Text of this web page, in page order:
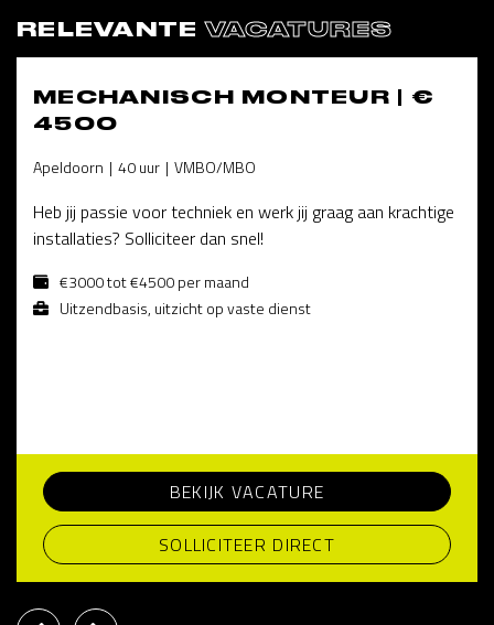
RELEVANTEVACATURES
MECHANISCH MONTEUR | €
4500
Apeldoorn 40 uur VMBO/MBO
Heb jij passie voor techniek en werk jij graag aan krachtige
installaties? Solliciteer dan snel!
€3000 tot €4500 per maand
Uitzendbasis, uitzicht op vaste dienst
BEKIJK VACATURE
SOLLICITEER DIRECT